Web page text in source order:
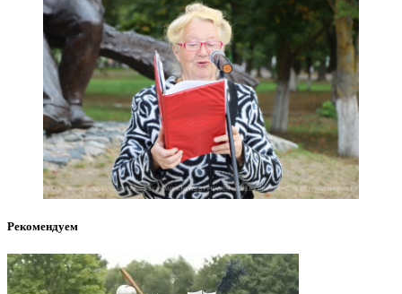
Рекомендуем